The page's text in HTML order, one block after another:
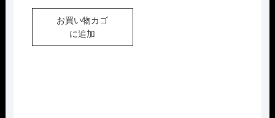
お買い物カゴ
に追加